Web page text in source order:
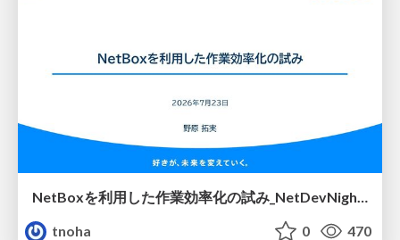
tnoha
0 470